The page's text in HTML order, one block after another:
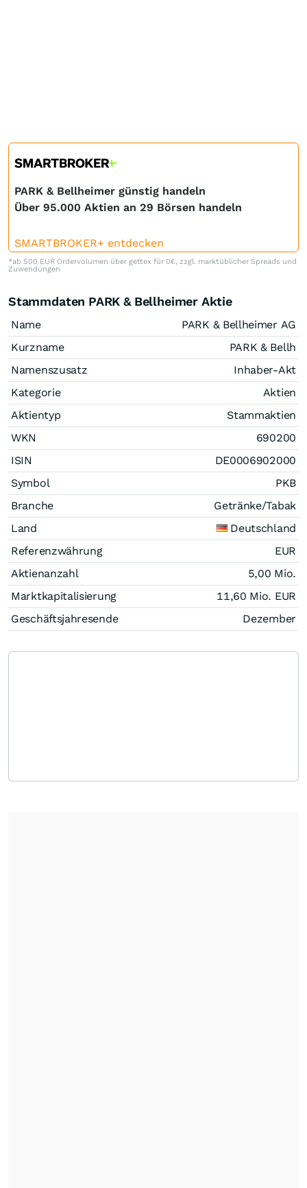
PARK & Bellheimer günstig handeln
Über 95.000 Aktien an 29 Börsen handeln
SMARTBROKER+ entdecken
*ab 500 EUR Ordervolumen über gettex für 0€, zzgl. marktüblicher Spreads und
Zuwendungen
Stammdaten PARK & Bellheimer Aktie
Name
PARK & Bellheimer AG
Kurzname
PARK & Bellh
Namenszusatz
Inhaber-Akt
Kategorie
Aktien
Aktientyp
Stammaktien
WKN
690200
ISIN
DE0006902000
Symbol
PKB
Branche
Getränke/Tabak
Land
Deutschland
Referenzwährung
EUR
Aktienanzahl
5,00 Mio.
Marktkapitalisierung
11,60 Mio. EUR
Geschäftsjahresende
Dezember